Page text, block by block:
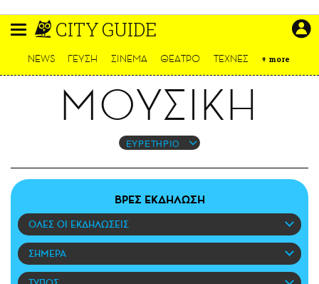
περιεχόμενο
CITY GUIDE
LIFO SHOP
NEWSLETTER
ΜΙΚΡΟΠΡΑΓΜΑΤΑ
ΕΙΔΗΣΕΙΣ
CULTURE
ΑΠΟΨΕΙΣ
ΤΡΟΠΟΣ ΖΩΗΣ
NEWS ΓΕΥΣΗ ΣΙΝΕΜΑ ΘΕΑΤΡΟ ΤΕΧΝΕΣ + more
ΜΟΥΣΙΚΗ
ΕΥΡΕΤΗΡΙΟ
ΒΡΕΣ ΕΚΔΗΛΩΣΗ
ΟΛΕΣ ΟΙ ΕΚΔΗΛΩΣΕΙΣ
ΣΗΜΕΡΑ